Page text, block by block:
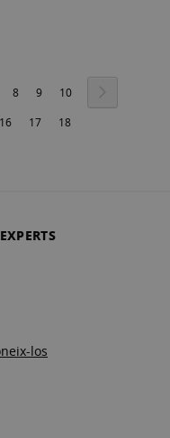
Pàgina
8 Pàgina
9 Pàgina
10
Pàgina
16 Pàgina
17 Pàgina
18
los